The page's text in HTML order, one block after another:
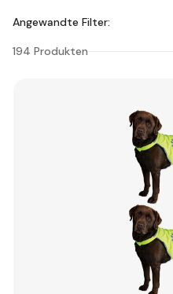
Angewandte Filter:
194 Produkten